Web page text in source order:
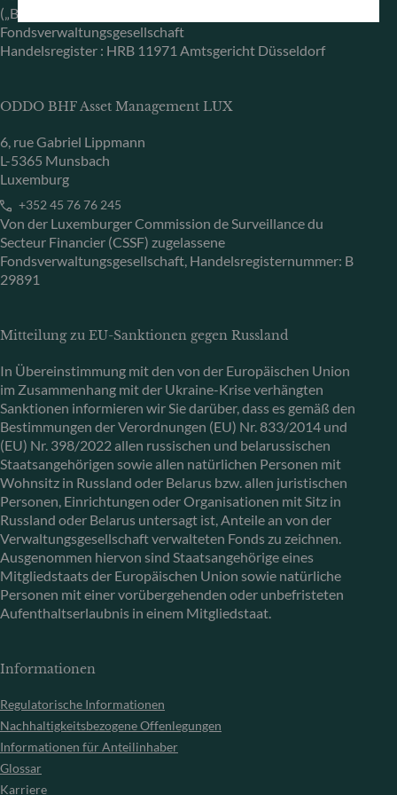
(„BaFin“) zugelassene und beaufsichtigte
Fondsverwaltungsgesellschaft
Handelsregister : HRB 11971 Amtsgericht Düsseldorf
ODDO BHF Asset Management LUX
6, rue Gabriel Lippmann
L-5365 Munsbach
Luxemburg
+352 45 76 76 245
Von der Luxemburger Commission de Surveillance du
Secteur Financier (CSSF) zugelassene
Fondsverwaltungsgesellschaft, Handelsregisternummer: B
29891
Mitteilung zu EU-Sanktionen gegen Russland
In Übereinstimmung mit den von der Europäischen Union
im Zusammenhang mit der Ukraine-Krise verhängten
Sanktionen informieren wir Sie darüber, dass es gemäß den
Bestimmungen der Verordnungen (EU) Nr. 833/2014 und
(EU) Nr. 398/2022 allen russischen und belarussischen
Staatsangehörigen sowie allen natürlichen Personen mit
Wohnsitz in Russland oder Belarus bzw. allen juristischen
Personen, Einrichtungen oder Organisationen mit Sitz in
Russland oder Belarus untersagt ist, Anteile an von der
Verwaltungsgesellschaft verwalteten Fonds zu zeichnen.
Ausgenommen hiervon sind Staatsangehörige eines
Mitgliedstaats der Europäischen Union sowie natürliche
Personen mit einer vorübergehenden oder unbefristeten
Aufenthaltserlaubnis in einem Mitgliedstaat.
Informationen
Regulatorische Informationen
Nachhaltigkeitsbezogene Offenlegungen
Informationen für Anteilinhaber
Glossar
Karriere